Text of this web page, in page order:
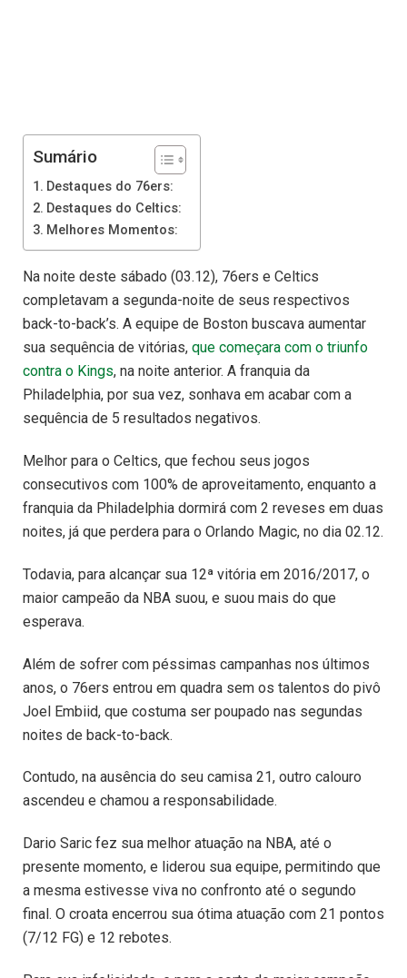
Sumário
Destaques do 76ers:
Destaques do Celtics:
Melhores Momentos:
Na noite deste sábado (03.12), 76ers e Celtics
completavam a segunda-noite de seus respectivos
back-to-back’s. A equipe de Boston buscava aumentar
sua sequência de vitórias, que começara com o triunfo
contra o Kings, na noite anterior. A franquia da
Philadelphia, por sua vez, sonhava em acabar com a
sequência de 5 resultados negativos.
Melhor para o Celtics, que fechou seus jogos
consecutivos com 100% de aproveitamento, enquanto a
franquia da Philadelphia dormirá com 2 reveses em duas
noites, já que perdera para o Orlando Magic, no dia 02.12.
Todavia, para alcançar sua 12ª vitória em 2016/2017, o
maior campeão da NBA suou, e suou mais do que
esperava.
Além de sofrer com péssimas campanhas nos últimos
anos, o 76ers entrou em quadra sem os talentos do pivô
Joel Embiid, que costuma ser poupado nas segundas
noites de back-to-back.
Contudo, na ausência do seu camisa 21, outro calouro
ascendeu e chamou a responsabilidade.
Dario Saric fez sua melhor atuação na NBA, até o
presente momento, e liderou sua equipe, permitindo que
a mesma estivesse viva no confronto até o segundo
final. O croata encerrou sua ótima atuação com 21 pontos
(7/12 FG) e 12 rebotes.